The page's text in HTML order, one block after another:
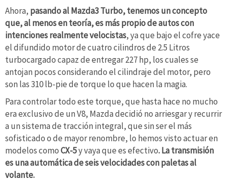
Ahora, pasando al Mazda3 Turbo, tenemos un concepto
que, al menos en teoría, es más propio de autos con
intenciones realmente velocistas, ya que bajo el cofre yace
el difundido motor de cuatro cilindros de 2.5 Litros
turbocargado capaz de entregar 227 hp, los cuales se
antojan pocos considerando el cilindraje del motor, pero
son las 310 lb-pie de torque lo que hacen la magia.
Para controlar todo este torque, que hasta hace no mucho
era exclusivo de un V8, Mazda decidió no arriesgar y recurrir
a un sistema de tracción integral, que sin ser el más
sofisticado o de mayor renombre, lo hemos visto actuar en
modelos comoCX-5y vaya que es efectivo. La transmisión
es una automática de seis velocidades con paletas al
volante.